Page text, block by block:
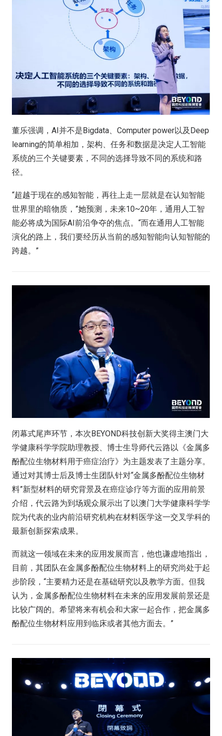
董乐强调，AI并不是Bigdata、Computer power以及Deep
learning的简单相加，架构、任务和数据是决定人工智能
系统的三个关键要素，不同的选择导致不同的系统和路
径。
“超越于现在的感知智能，再往上走一层就是在认知智能
世界里的暗物质，”她预测，未来10~20年，通用人工智
能必将成为国际AI前沿争夺的焦点。“而在通用人工智能
演化的路上，我们要经历从当前的感知智能向认知智能的
跨越。”
闭幕式尾声环节，本次BEYOND科技创新大奖得主澳门大
学健康科学学院助理教授、博士生导师代云路以《金属多
酚配位生物材料用于癌症治疗》为主题发表了主题分享。
通过对其博士后及博士生团队针对“金属多酚配位生物材
料”新型材料的研究背景及在癌症诊疗等方面的应用前景
介绍，代云路为到场观众展示出了以澳门大学健康科学学
院为代表的业内前沿研究机构在材料医学这一交叉学科的
最新创新探索成果。
而就这一领域在未来的应用发展而言，他也谦虚地指出，
目前，其团队在金属多酚配位生物材料上的研究尚处于起
步阶段，“主要精力还是在基础研究以及教学方面。但我
认为，金属多酚配位生物材料在未来的应用发展前景还是
比较广阔的。希望将来有机会和大家一起合作，把金属多
酚配位生物材料应用到临床或者其他方面去。”